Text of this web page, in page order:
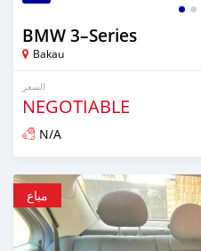
BMW 3–Series
Bakau
السعر
NEGOTIABLE
N/A
تم النشر منذ أكثر من سنة مضت
مباع